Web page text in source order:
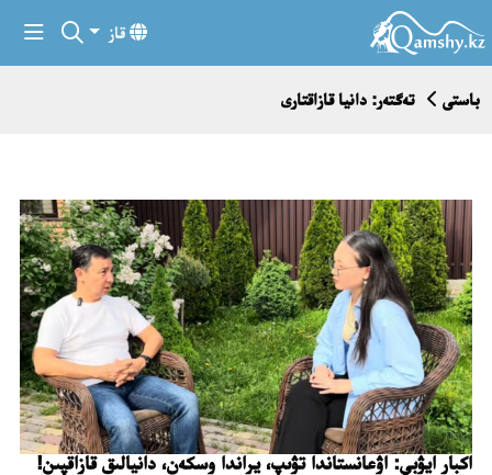
قاز
باستى تەگتەر: دانيا قازاقتارى
اكبار ايۋبي: اۋعانستاندا تۋىپ، يراندا وسكەن، دانيالىق قازاقپىن!